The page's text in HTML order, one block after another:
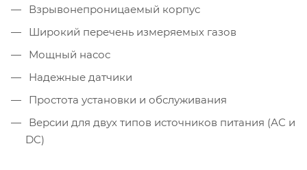
Взрывонепроницаемый корпус
Широкий перечень измеряемых газов
Мощный насос
Надежные датчики
Простота установки и обслуживания
Версии для двух типов источников питания (АС и
DC)